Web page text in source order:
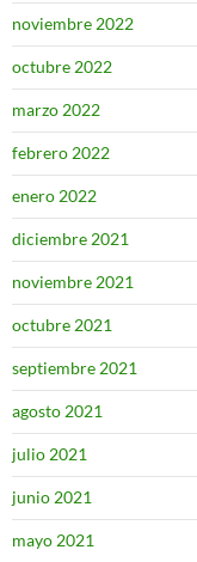
noviembre 2022
octubre 2022
marzo 2022
febrero 2022
enero 2022
diciembre 2021
noviembre 2021
octubre 2021
septiembre 2021
agosto 2021
julio 2021
junio 2021
mayo 2021